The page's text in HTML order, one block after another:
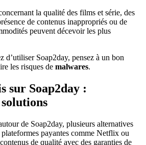
la qualité des films et série, des
de contenus inappropriés ou de
peuvent décevoir les plus
d’utiliser Soap2day, pensez à un bon
les risques de malwares.
sur Soap2day :
de Soap2day, plusieurs alternatives
plateformes payantes comme Netflix ou
de qualité avec des garanties de